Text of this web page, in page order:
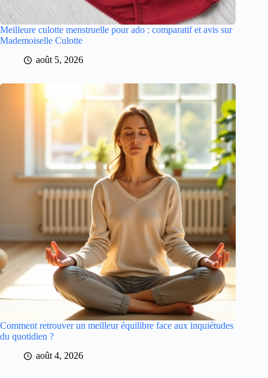
Meilleure culotte menstruelle pour ado : comparatif et avis sur
Mademoiselle Culotte
août 5, 2026
Comment retrouver un meilleur équilibre face aux inquiétudes
du quotidien ?
août 4, 2026